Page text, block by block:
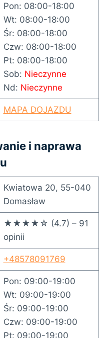
Pon: 08:00-18:00
Wt: 08:00-18:00
Śr: 08:00-18:00
Czw: 08:00-18:00
Pt: 08:00-18:00
Sob: Nieczynne
Nd: Nieczynne
MAPA DOJAZDU
i naprawa
Kwiatowa 20, 55-040
Domasław
★★★★☆ (4.7) – 91
opinii
+48578091769
Pon: 09:00-19:00
Wt: 09:00-19:00
Śr: 09:00-19:00
Czw: 09:00-19:00
Pt: 09:00-19:00